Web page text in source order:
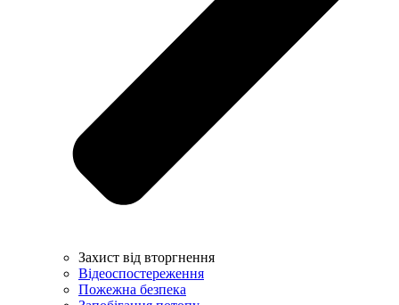
Захист від вторгнення
Відеоспостереження
Пожежна безпека